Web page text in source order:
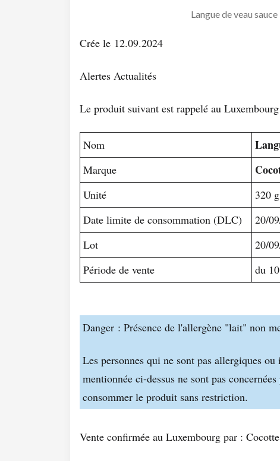
Langue de veau
Crée le 12.09.2024
Alertes Actualités
Le produit suivant est rappelé au
Nom
Marque
Unité
320 g
Date limite de consommation (DLC)
20/
Lot
20/
Période de vente
du
Danger : Présence de l'allergène "lait" non
Les personnes qui ne sont pas allergiques
mentionnée ci-dessus ne sont pas
consommer le produit sans restriction.
Vente confirmée au Luxembourg par :